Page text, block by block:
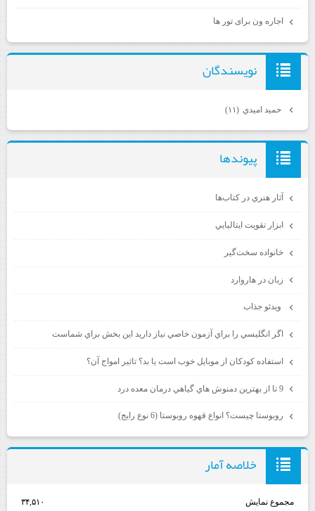
اجاره ون برای تور ها
نويسندگان
حميد اميدي (۱۱)
پيوندها
آثار هنري در كتاب‌ها
ابزار تقويت ايتاليايي
خانواده سخت‌گير
زبان در هاروارد
ويدئو جذاب
اگر انگليسي را براي آزمون خاصي نياز داريد اين بخش براي شماست
استفاده كودكان از موبايل خوب است يا بد؟ تاثير امواج آن؟
9 تا از بهترين دمنوش هاي گياهي درمان معده درد
روبوستا چيست؟ انواع قهوه روبوستا (6 نوع رايج)
خلاصه آمار
مجموع نمایش‌ ۳۴,۵۱۰